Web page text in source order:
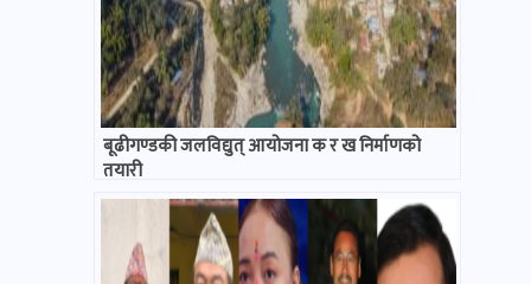
बूढीगण्डकी जलविद्युत् आयोजना क र ख निर्माणको
तयारी